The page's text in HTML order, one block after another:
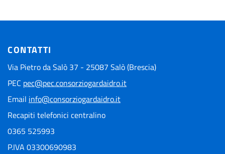
CONTATTI
Via Pietro da Salò 37 - 25087 Salò (Brescia)
PEC pec@pec.consorziogardaidro.it
Email info@consorziogardaidro.it
Recapiti telefonici centralino
0365 525993
P.IVA 03300690983